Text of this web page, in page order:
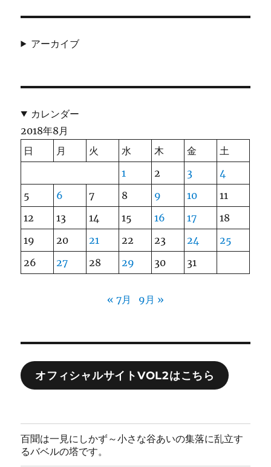
アーカイブ
カレンダー
2018年8月
日
月 火 水 木 金
土
1
2 3
4
5
6 7 8 9 10
11
12
13 14 15 16 17
18
19
20 21 22 23 24
25
26
27 28 29 30 31
« 7月 9月 »
オフィシャルサイトVOL2はこちら
百聞は一見にしかず～小さな谷あいの集落に乱立す
るバベルの塔です。